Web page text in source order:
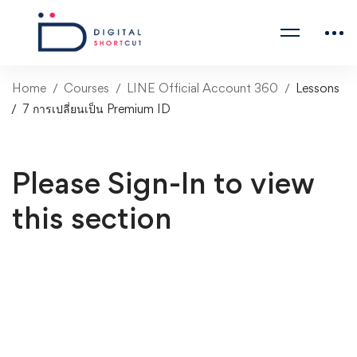
Home Courses LINE Official Account 360
Lessons
7 การเปลี่ยนเป็น Premium ID
Please Sign-In to view
this section